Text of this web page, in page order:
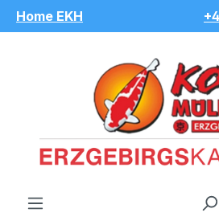
Zum Hauptinhalt springen
Home EKH